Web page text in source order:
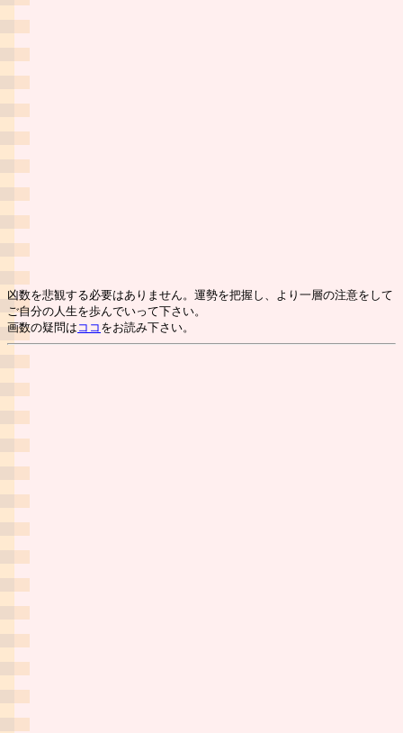
凶数を悲観する必要はありません。運勢を把握し、より一層の注意をして
ご自分の人生を歩んでいって下さい。
画数の疑問は ココ をお読み下さい。